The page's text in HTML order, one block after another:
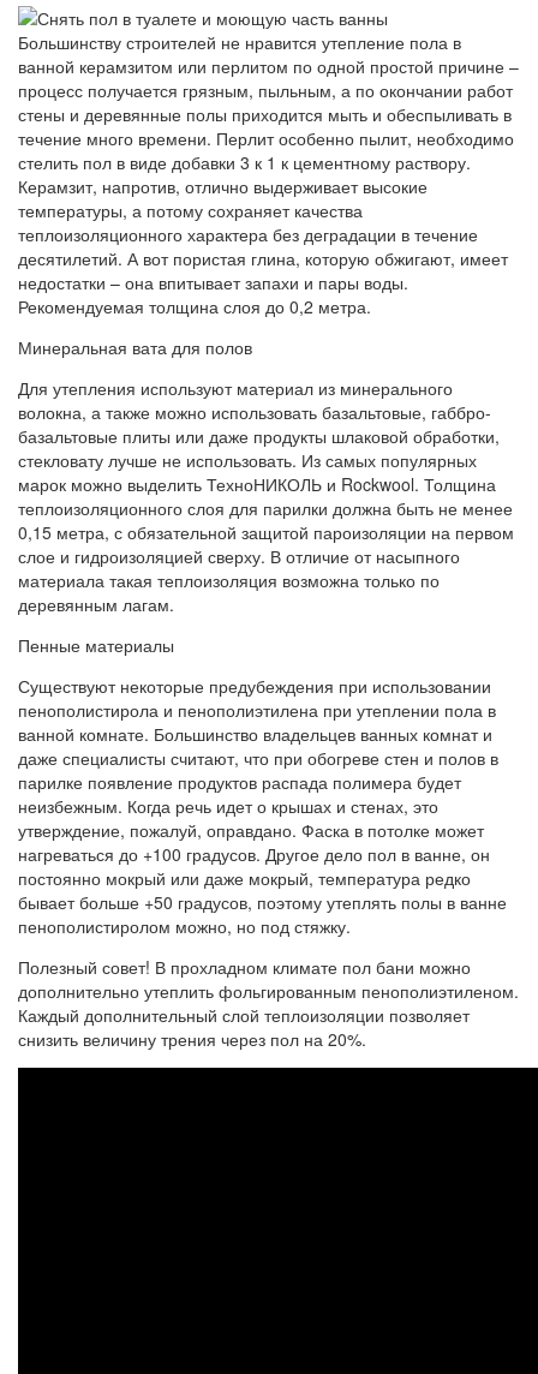
Большинству строителей не нравится утепление пола в
ванной керамзитом или перлитом по одной простой причине –
процесс получается грязным, пыльным, а по окончании работ
стены и деревянные полы приходится мыть и обеспыливать в
течение много времени. Перлит особенно пылит, необходимо
стелить пол в виде добавки 3 к 1 к цементному раствору.
Керамзит, напротив, отлично выдерживает высокие
температуры, а потому сохраняет качества
теплоизоляционного характера без деградации в течение
десятилетий. А вот пористая глина, которую обжигают, имеет
недостатки – она впитывает запахи и пары воды.
Рекомендуемая толщина слоя до 0,2 метра.
Минеральная вата для полов
Для утепления используют материал из минерального
волокна, а также можно использовать базальтовые, габбро-
базальтовые плиты или даже продукты шлаковой обработки,
стекловату лучше не использовать. Из самых популярных
марок можно выделить ТехноНИКОЛЬ и Rockwool. Толщина
теплоизоляционного слоя для парилки должна быть не менее
0,15 метра, с обязательной защитой пароизоляции на первом
слое и гидроизоляцией сверху. В отличие от насыпного
материала такая теплоизоляция возможна только по
деревянным лагам.
Пенные материалы
Существуют некоторые предубеждения при использовании
пенополистирола и пенополиэтилена при утеплении пола в
ванной комнате. Большинство владельцев ванных комнат и
даже специалисты считают, что при обогреве стен и полов в
парилке появление продуктов распада полимера будет
неизбежным. Когда речь идет о крышах и стенах, это
утверждение, пожалуй, оправдано. Фаска в потолке может
нагреваться до +100 градусов. Другое дело пол в ванне, он
постоянно мокрый или даже мокрый, температура редко
бывает больше +50 градусов, поэтому утеплять полы в ванне
пенополистиролом можно, но под стяжку.
Полезный совет! В прохладном климате пол бани можно
дополнительно утеплить фольгированным пенополиэтиленом.
Каждый дополнительный слой теплоизоляции позволяет
снизить величину трения через пол на 20%.